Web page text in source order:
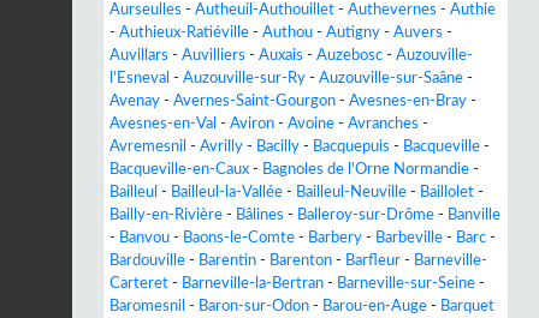
Aurseulles - Autheuil-Authouillet - Authevernes - Authie
- Authieux-Ratiéville - Authou - Autigny - Auvers -
Auvillars - Auvilliers - Auxais - Auzebosc - Auzouville-
l'Esneval - Auzouville-sur-Ry - Auzouville-sur-Saâne -
Avenay - Avernes-Saint-Gourgon - Avesnes-en-Bray -
Avesnes-en-Val - Aviron - Avoine - Avranches -
Avremesnil - Avrilly - Bacilly - Bacquepuis - Bacqueville -
Bacqueville-en-Caux - Bagnoles de l'Orne Normandie -
Bailleul - Bailleul-la-Vallée - Bailleul-Neuville - Baillolet -
Bailly-en-Rivière - Bâlines - Balleroy-sur-Drôme - Banville
- Banvou - Baons-le-Comte - Barbery - Barbeville - Barc -
Bardouville - Barentin - Barenton - Barfleur - Barneville-
Carteret - Barneville-la-Bertran - Barneville-sur-Seine -
Baromesnil - Baron-sur-Odon - Barou-en-Auge - Barquet